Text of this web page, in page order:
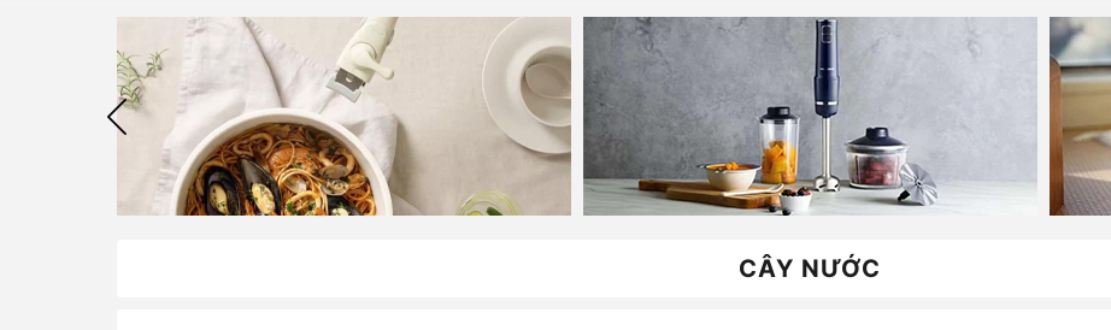
Bạn chưa xem sản phẩm nào
CÂY NƯỚC